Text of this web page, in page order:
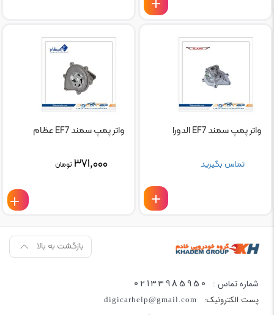
واتر پمپ سمند EF7 الدورا
تماس بگیرید
واتر پمپ سمند EF7 عظام
۳۷۱,۰۰۰ تومان
بازگشت به بالا
شماره تماس : 02133985950
پست الکترونیک: digicarhelp@gmail.com